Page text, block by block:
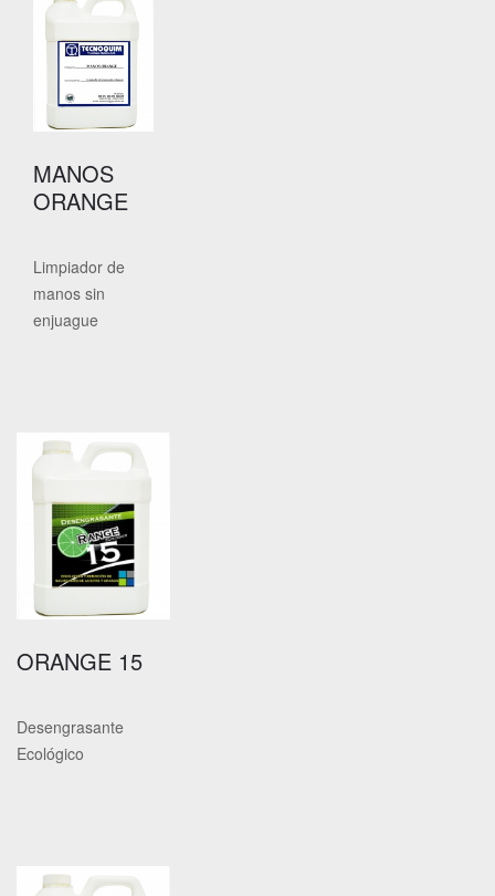
MANOS
ORANGE
Limpiador de
manos sin
enjuague
ORANGE 15
Desengrasante
Ecológico